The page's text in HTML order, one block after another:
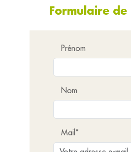
Formulaire de
Prénom
Nom
Mail*